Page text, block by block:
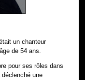
un chanteur
de 54 ans.
pour ses rôles dans
déclenché une